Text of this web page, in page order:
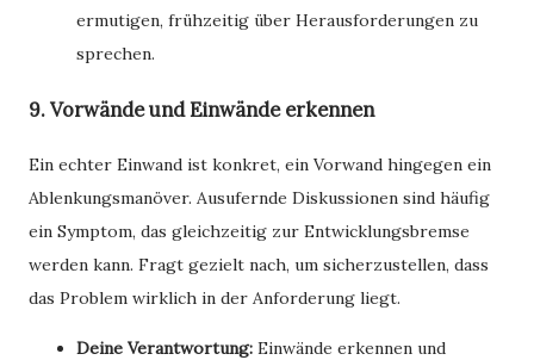
ermutigen, frühzeitig über Herausforderungen zu
sprechen.
9. Vorwände und Einwände erkennen
Ein echter Einwand ist konkret, ein Vorwand hingegen ein
Ablenkungsmanöver. Ausufernde Diskussionen sind häufig
ein Symptom, das gleichzeitig zur Entwicklungsbremse
werden kann. Fragt gezielt nach, um sicherzustellen, dass
das Problem wirklich in der Anforderung liegt.
Deine Verantwortung: Einwände erkennen und